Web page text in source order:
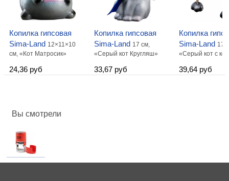
Копилка гипсовая
Sima-Land 12×11×10
см, «Кот Матросик»
24,36 руб
Копилка гипсовая
Sima-Land 17 см,
«Серый кот Кругляш»
33,67 руб
Копилка
Sima-Land 17
«Серый кот с
39,64 руб
Вы смотрели